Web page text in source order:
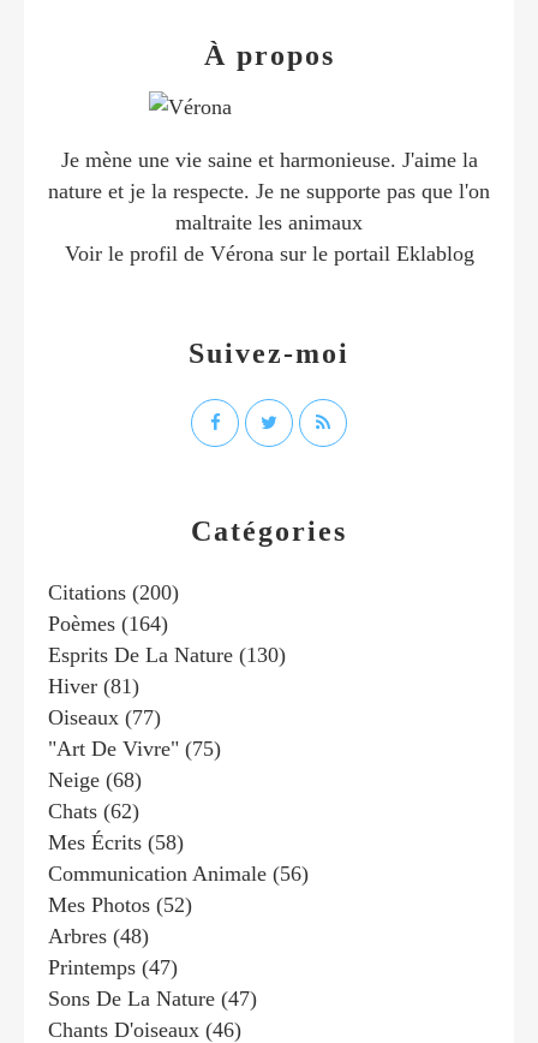
Catégories
Citations (200)
Poèmes (164)
Esprits De La Nature (130)
Hiver (81)
Oiseaux (77)
"art De Vivre" (75)
Neige (68)
Chats (62)
Mes Écrits (58)
Communication Animale (56)
Mes Photos (52)
Arbres (48)
Printemps (47)
Sons De La Nature (47)
Chants D'oiseaux (46)
Suivez-moi
À propos
Je mène une vie saine et harmonieuse. J'aime la
nature et je la respecte. Je ne supporte pas que l'on
maltraite les animaux
Voir le profil de Vérona sur le portail Eklablog